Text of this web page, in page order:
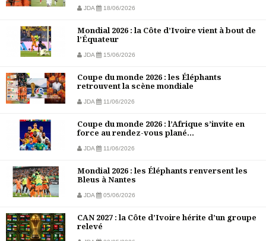
JDA 18/06/2026
Mondial 2026 : la Côte d’Ivoire vient à bout de
l’Équateur
JDA 15/06/2026
Coupe du monde 2026 : les Éléphants
retrouvent la scène mondiale
JDA 11/06/2026
Coupe du monde 2026 : l’Afrique s’invite en
force au rendez-vous plané...
JDA 11/06/2026
Mondial 2026 : les Éléphants renversent les
Bleus à Nantes
JDA 05/06/2026
CAN 2027 : la Côte d’Ivoire hérite d’un groupe
relevé